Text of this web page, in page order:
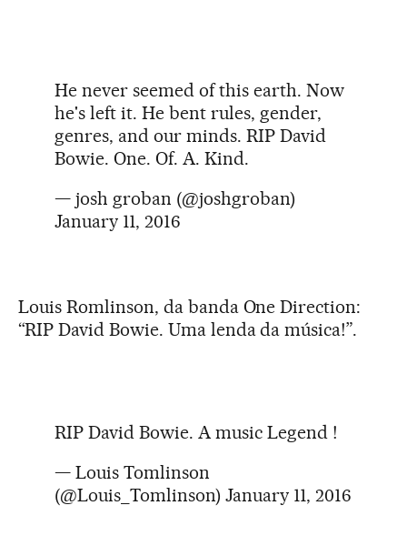
He never seemed of this earth. Now
he's left it. He bent rules, gender,
genres, and our minds. RIP David
Bowie. One. Of. A. Kind.
— josh groban (@joshgroban)
January 11, 2016
Louis Romlinson, da banda One Direction:
“RIP David Bowie. Uma lenda da música!”.
RIP David Bowie. A music Legend !
— Louis Tomlinson
(@Louis_Tomlinson) January 11, 2016